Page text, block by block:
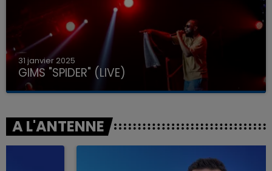
31 janvier 2025
GIMS "SPIDER" (LIVE)
A L'ANTENNE